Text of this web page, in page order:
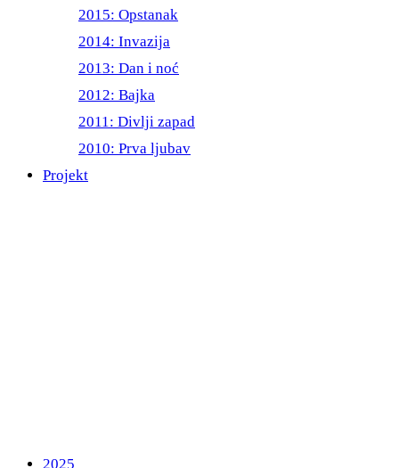
2015: Opstanak
2014: Invazija
2013: Dan i noć
2012: Bajka
2011: Divlji zapad
2010: Prva ljubav
Projekt
2025